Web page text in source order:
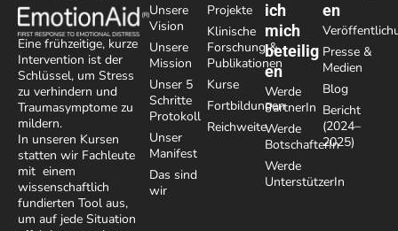
Eine frühzeitige, kurze
Intervention ist der
Schlüssel, um Stress
zu verhindern und
Traumasymptome zu
mildern.
In unseren Kursen
statten wir Fachleute
mit einem
wissenschaftlich
fundierten Tool aus,
um auf jede Situation
Unsere
Vision
Unsere
Mission
Unser 5
Schritte
Protokoll
Unser
Manifest
Das sind
wir
Projekte
Klinische
Forschung &
Publikationen
Kurse
Fortbildungen
Reichweite
ich
mich
beteilig
en
Werde
PartnerIn
Werde
BotschafterIn
Werde
UnterstützerIn
en
Presse &
Medien
Blog
Bericht
(2024–
2025)